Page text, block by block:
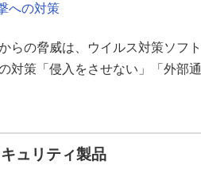
への対策
らの脅威は、ウイルス対策ソフト
対策「侵入をさせない」「外部通
ュリティ製品